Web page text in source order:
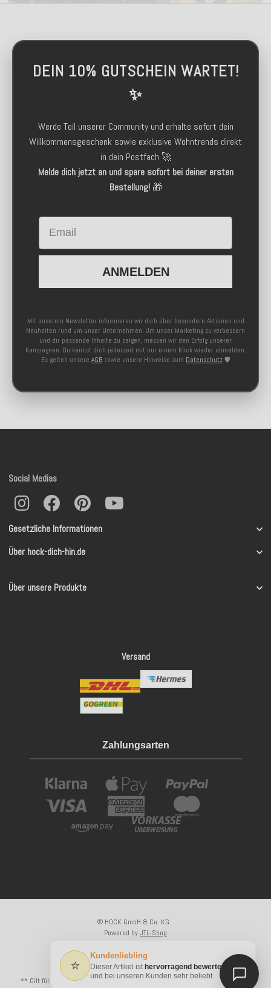
DEIN 10% GUTSCHEIN WARTET!
✨
Werde Teil unserer Community und erhalte sofort dein
Willkommensgeschenk sowie exklusive Wohntrends direkt
in dein Postfach 🚀
Melde dich jetzt an und spare sofort bei deiner ersten
Bestellung!🎁
Email
ANMELDEN
Mit unserem Newsletter informieren wir dich über besondere Aktionen und
Neuheiten rund um unser Unternehmen. Um unser Marketing zu verbessern
und dir passende Inhalte zu zeigen, messen wir den Erfolg unserer
Kampagnen. Du kannst dich jederzeit mit nur einem Klick wieder abmelden.
Es gelten unsere AGB sowie unsere Hinweise zum Datenschutz 🛡️
Gesetzliche Informationen
Über hock-dich-hin.de
Über unsere Produkte
Social Medias
Versand
Zahlungsarten
© HOCK GmbH & Co. KG
Powered byJTL-Shop
* Alle Preise inkl. gesetzlicher USt., zzgl.Versand
** Gilt für Lieferungen innerhalb Deutschlands, Lieferzeiten für andere Länder
⭐
Kundenliebling
Dieser Artikel ist hervorragend bewertet
und bei unseren Kunden sehr beliebt.
×